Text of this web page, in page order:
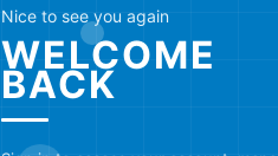
Nice to see you again
WELCOME
BACK